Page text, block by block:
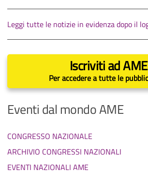
Leggi tutte le notizie in evidenza dopo il
Iscriviti ad AME
Per accedere a tutte le
Eventi dal mondo AME
CONGRESSO NAZIONALE
ARCHIVIO CONGRESSI NAZIONALI
EVENTI NAZIONALI AME